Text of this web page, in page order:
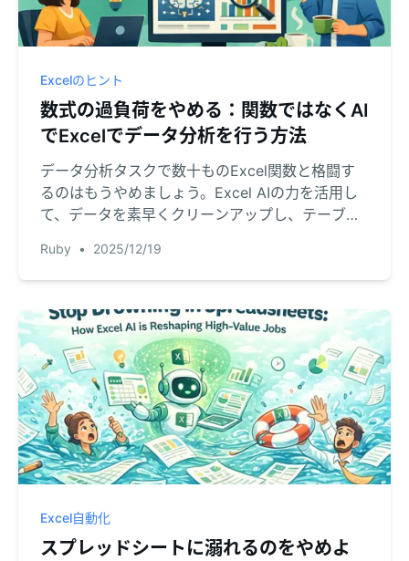
Excelのヒント
数式の過負荷をやめる：関数ではなくAI
でExcelでデータ分析を行う方法
データ分析タスクで数十ものExcel関数と格闘す
るのはもうやめましょう。Excel AIの力を活用し
て、データを素早くクリーンアップし、テーブル
す。RowSpeakが手動の関数をシンプルな会話に
置き換える方法をお見せします。
Ruby • 2025/12/19
Excel自動化
スプレッドシートに溺れるのをやめよ